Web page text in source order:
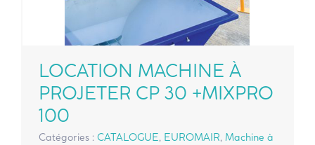
LOCATION MACHINE À
PROJETER CP 30 +MIXPRO
100
Catégories : CATALOGUE, EUROMAIR, Machine à